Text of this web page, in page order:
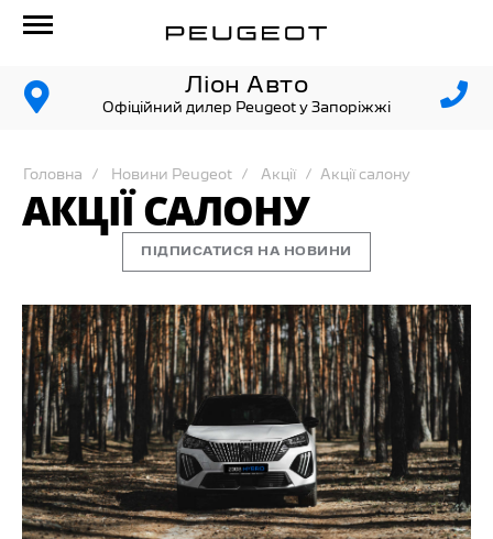
Ліон Авто
Офіційний дилер Peugeot у Запоріжжі
Головна Новини Peugeot Акції Акції салону
АКЦІЇ САЛОНУ
ПІДПИСАТИСЯ НА НОВИНИ